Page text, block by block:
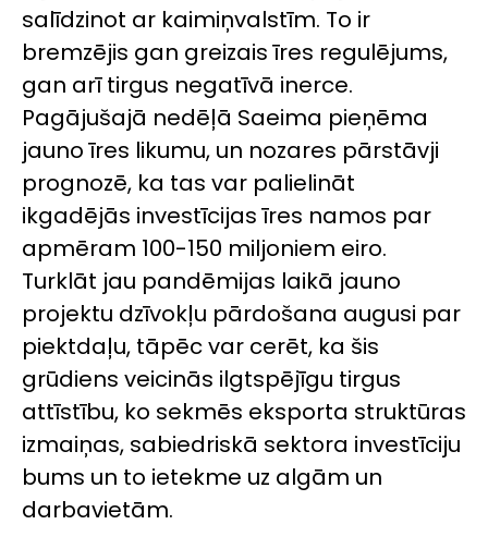
salīdzinot ar kaimiņvalstīm. To ir
bremzējis gan greizais īres regulējums,
gan arī tirgus negatīvā inerce.
Pagājušajā nedēļā Saeima pieņēma
jauno īres likumu, un nozares pārstāvji
prognozē, ka tas var palielināt
ikgadējās investīcijas īres namos par
apmēram 100-150 miljoniem eiro.
Turklāt jau pandēmijas laikā jauno
projektu dzīvokļu pārdošana augusi par
piektdaļu, tāpēc var cerēt, ka šis
grūdiens veicinās ilgtspējīgu tirgus
attīstību, ko sekmēs eksporta struktūras
izmaiņas, sabiedriskā sektora investīciju
bums un to ietekme uz algām un
darbavietām.